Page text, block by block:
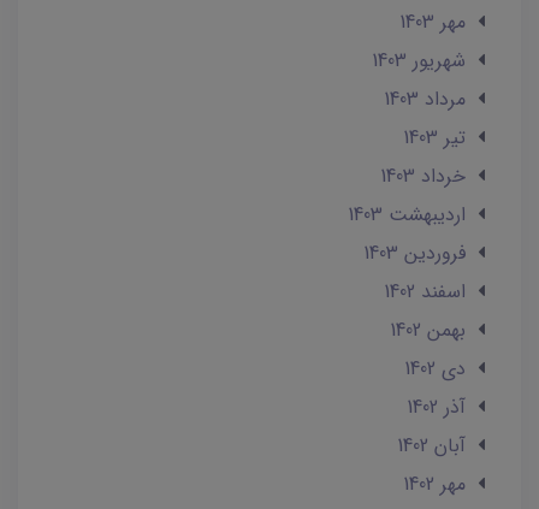
مهر 1403
شهریور 1403
مرداد 1403
تير 1403
خرداد 1403
ارديبهشت 1403
فروردین 1403
اسفند 1402
بهمن 1402
دی 1402
آذر 1402
آبان 1402
مهر 1402